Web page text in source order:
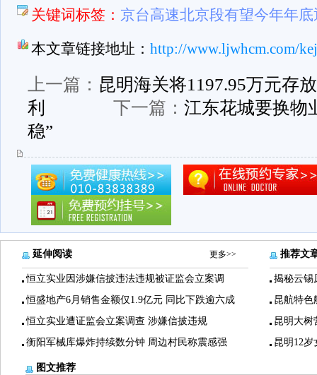
关键词标签： 京台高速北京段有望今年年底
本文章链接地址： http://www.ljwhcm.com/
上一篇： 昆明海关将1197.95万元存
利
下一篇： 江东花城要换物
稳”
延伸阅读 更多>>
恒立实业因涉嫌信披违法违规被证监会立案调
恒盛地产6月销售金额仅1.9亿元 同比下跌逾六成
恒立实业遭证监会立案调查 涉嫌信披违规
衡阳军械库爆炸持续数分钟 周边村民称震感强
推荐文
揭秘云锡
昆航特色
昆明大树
昆明12
图文推荐